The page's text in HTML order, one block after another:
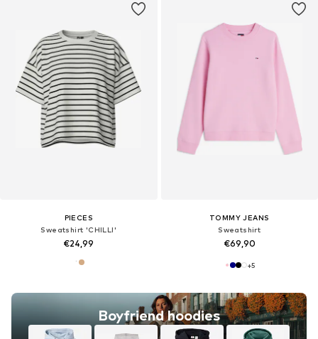
PIECES
Sweatshirt 'CHILLI'
€24,99
Boyfriend hoodies
TOMMY JEANS
Sweatshirt
€69,90
+5